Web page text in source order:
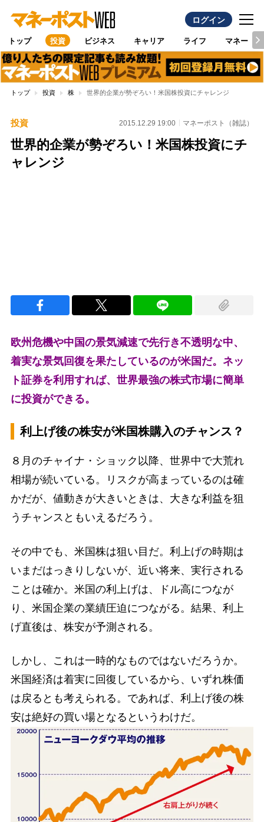
ログイン
トップ 投資 ビジネス キャリア ライフ マネー
トップ 投資 株 世界的企業が勢ぞろい！米国株投資にチャレンジ
投資 2015.12.29 19:00 マネーポスト（雑誌）
世界的企業が勢ぞろい！米国株投資にチ
ャレンジ
欧州危機や中国の景気減速で先行き不透明な中、
着実な景気回復を果たしているのが米国だ。ネッ
ト証券を利用すれば、世界最強の株式市場に簡単
に投資ができる。
利上げ後の株安が米国株購入のチャンス？
８月のチャイナ・ショック以降、世界中で大荒れ
相場が続いている。リスクが高まっているのは確
かだが、値動きが大きいときは、大きな利益を狙
うチャンスともいえるだろう。
その中でも、米国株は狙い目だ。利上げの時期は
いまだはっきりしないが、近い将来、実行される
ことは確か。米国の利上げは、ドル高につなが
り、米国企業の業績圧迫につながる。結果、利上
げ直後は、株安が予測される。
しかし、これは一時的なものではないだろうか。
米国経済は着実に回復しているから、いずれ株価
は戻るとも考えられる。であれば、利上げ後の株
安は絶好の買い場となるというわけだ。